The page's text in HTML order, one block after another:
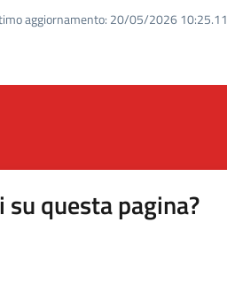
aggiornamento: 20/05/2026 10:25.11
questa pagina?